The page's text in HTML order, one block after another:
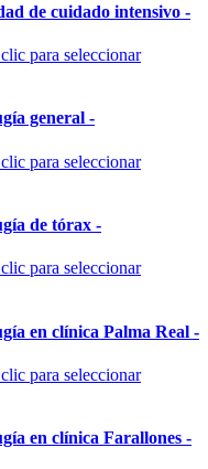
de cuidado intensivo -
para seleccionar
general -
para seleccionar
de tórax -
para seleccionar
en clínica Palma Real -
para seleccionar
en clínica Farallones -